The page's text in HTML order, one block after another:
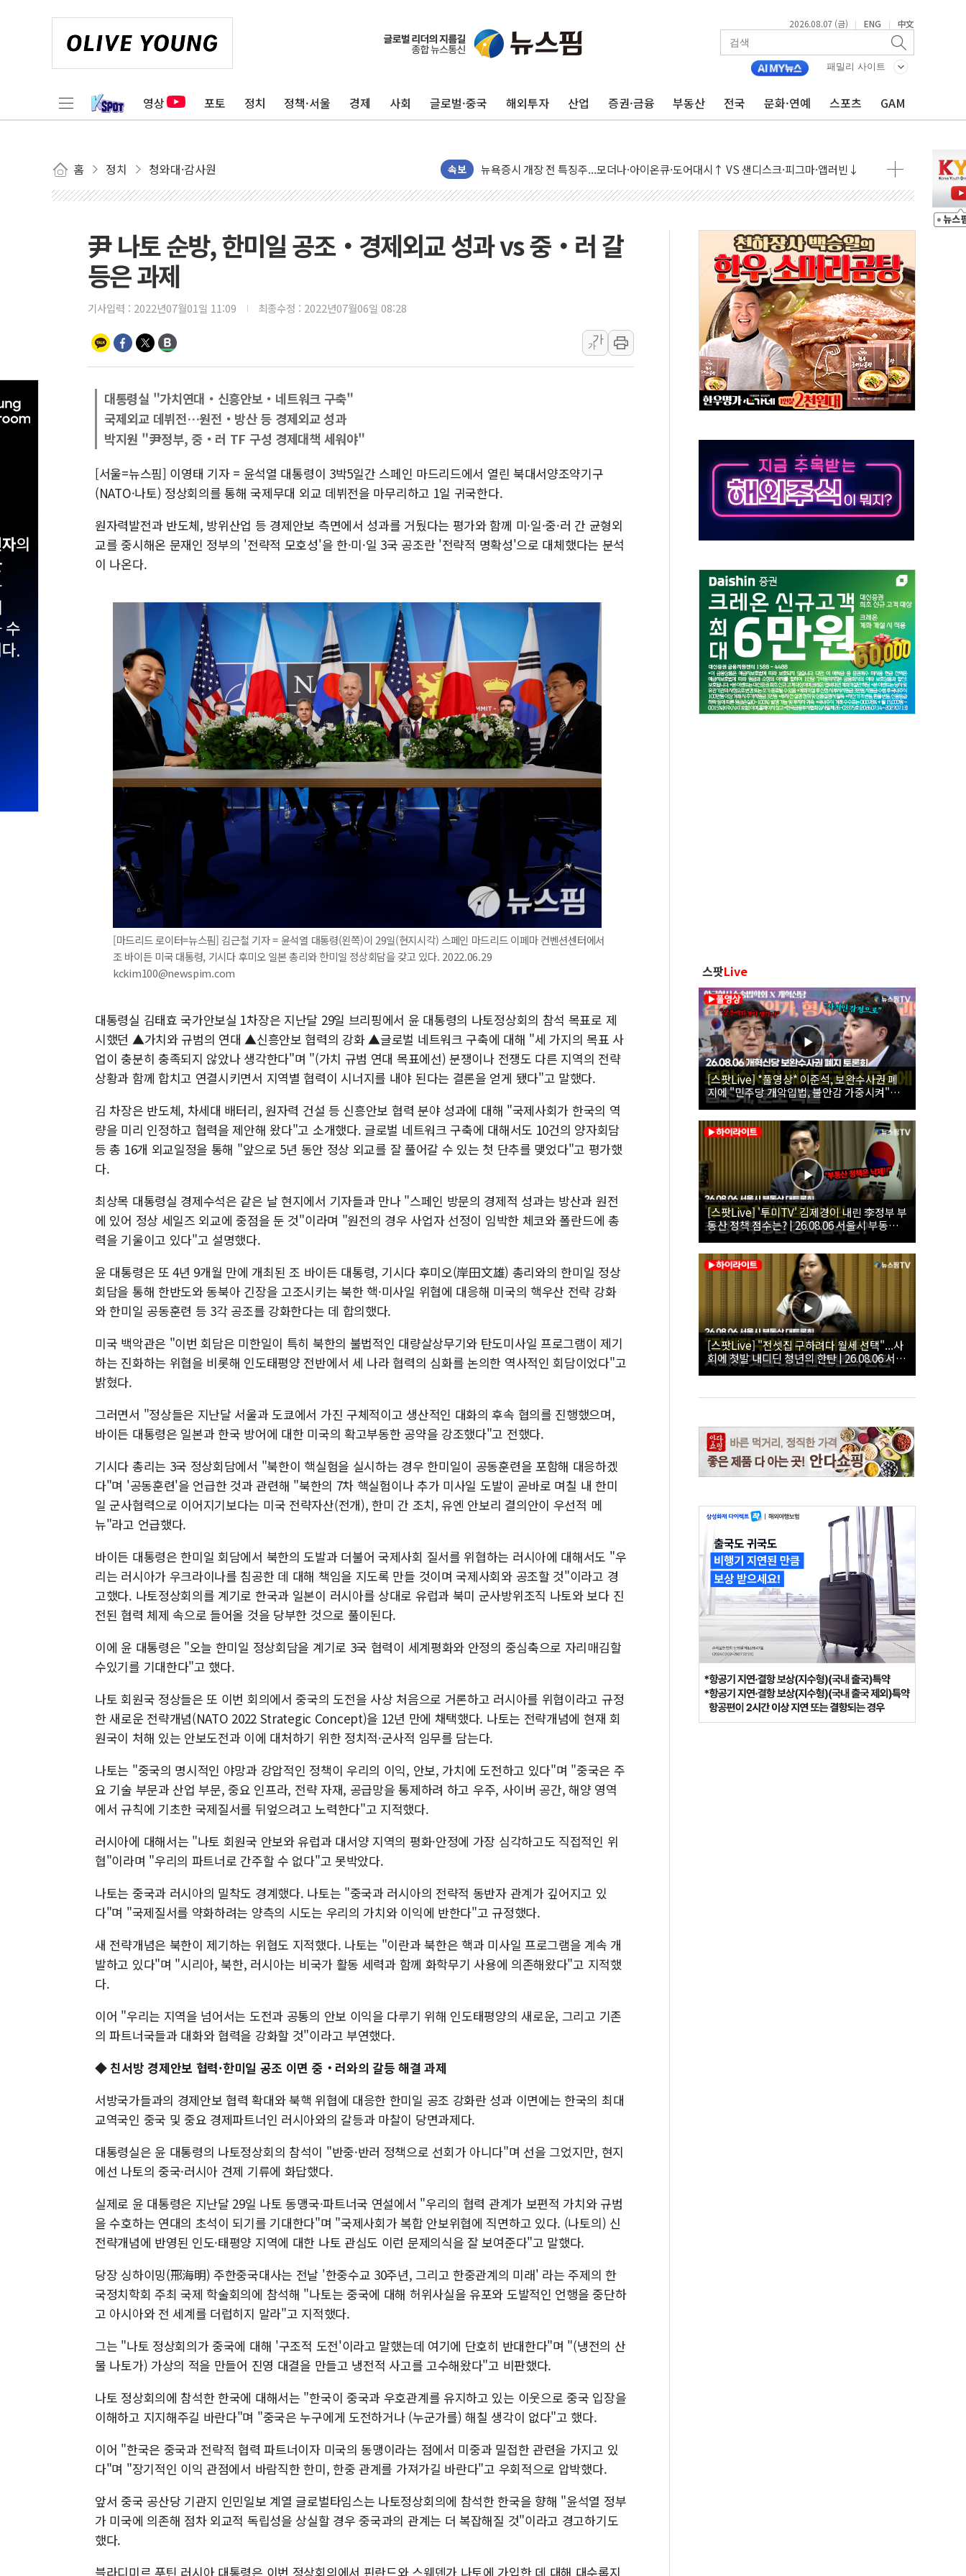
2026.08.07 (금) | ENG | 中文
패밀리 사이트
영상 포토 정치 정책·서울 경제 사회 글로벌·중국 해외투자 산업 증권·금융 부동산 전국 문화·연예 스포츠 GAM
홈 정치 청와대·감사원 속보
리투아니아 국방 "러, 우크라 드론으로 나토 회원국 공격 검토… 거짓 깃발 작전"
뉴욕증시 개장 전 특징주...모더나·아이온큐·도어대시↑ VS 샌디스크·피그마·앱러빈↓
김정관 장관 "영업이익 N% 성과급 반대…상법·자본시장법 개정 논의"
청와대, 북한 단거리 탄도미사일 발사에 긴급 안보 점검회의
금값 7주 만에 최고…美 고용 둔화·호르무즈 재개방 기대에 강세
[인도증시] 중동 긴장 완화에 실적 호조까지, 상승...호실적 보고 기업 상승세 뚜렷
러, 1인칭시점 드론으로 우크라 민간인 '사파리' 공격… 시민들 공포감 극대화 전략
[베트남 증시] 지수 하락 속 'DGC' 임시 주총 기대감에 홀로 상한가…마진 잔액은 사상 최고
'월가의 황제' 다이먼 "금융시장 레버리지 위험수위…숨은 차입이 더 큰 변수"
양주 섬유염색공장서 화재 1명 중상…대응 1단계 진압 중
김정관 산업부 장관 "주 52시간 손봐야, 경쟁상대 中과 비교해야"
해군 1함대 창설 80주년…지역과 함께하는 '선봉'의 대민 봉사
동해해경, 독도 해상서 부유물 감긴 어선 구조
주한미군 "오산기지 누출, 백린 아닌 무해한 표면 부식 물질"
구미 폐염산처리업체서 불 2시간30여분만에 진화...외국인 노동자 숨져
해군과 함께하는 '불금전파, 송정' 시즌2
尹 나토 순방, 한미일 공조‧경제외교 성과 vs 중‧러 갈
등은 과제
기사입력 : 2022년07월01일 11:09 최종수정 : 2022년07월06일 08:28
가
가
대통령실 "가치연대‧신흥안보‧네트워크 구축"
국제외교 데뷔전…원전‧방산 등 경제외교 성과
박지원 "尹정부, 중‧러 TF 구성 경제대책 세워야"
[서울=뉴스핌] 이영태 기자 = 윤석열 대통령이 3박5일간 스페인 마드리드에서 열린 북대서양조약기구
(NATO·나토) 정상회의를 통해 국제무대 외교 데뷔전을 마무리하고 1일 귀국한다.
원자력발전과 반도체, 방위산업 등 경제안보 측면에서 성과를 거뒀다는 평가와 함께 미·일·중·러 간 균형외
교를 중시해온 문재인 정부의 '전략적 모호성'을 한·미·일 3국 공조란 '전략적 명확성'으로 대체했다는 분석
이 나온다.
[마드리드 로이터=뉴스핌] 김근철 기자 = 윤석열 대통령(왼쪽)이 29일(현지시각) 스페인 마드리드 이페마 컨벤션센터에서
조 바이든 미국 대통령, 기시다 후미오 일본 총리와 한미일 정상회담을 갖고 있다. 2022.06.29
kckim100@newspim.com
대통령실 김태효 국가안보실 1차장은 지난달 29일 브리핑에서 윤 대통령의 나토정상회의 참석 목표로 제
시했던 ▲가치와 규범의 연대 ▲신흥안보 협력의 강화 ▲글로벌 네트워크 구축에 대해 "세 가지의 목표 사
업이 충분히 충족되지 않았나 생각한다"며 "(가치 규범 연대 목표에선) 분쟁이나 전쟁도 다른 지역의 전략
상황과 함께 합치고 연결시키면서 지역별 협력이 시너지를 내야 된다는 결론을 얻게 됐다"고 말했다.
김 차장은 반도체, 차세대 배터리, 원자력 건설 등 신흥안보 협력 분야 성과에 대해 "국제사회가 한국의 역
량을 미리 인정하고 협력을 제안해 왔다"고 소개했다. 글로벌 네트워크 구축에 대해서도 10건의 양자회담
등 총 16개 외교일정을 통해 "앞으로 5년 동안 정상 외교를 잘 풀어갈 수 있는 첫 단추를 맺었다"고 평가했
다.
최상목 대통령실 경제수석은 같은 날 현지에서 기자들과 만나 "스페인 방문의 경제적 성과는 방산과 원전
에 있어 정상 세일즈 외교에 중점을 둔 것"이라며 "원전의 경우 사업자 선정이 임박한 체코와 폴란드에 총
력을 기울이고 있다"고 설명했다.
윤 대통령은 또 4년 9개월 만에 개최된 조 바이든 대통령, 기시다 후미오(岸田文雄) 총리와의 한미일 정상
회담을 통해 한반도와 동북아 긴장을 고조시키는 북한 핵·미사일 위협에 대응해 미국의 핵우산 전략 강화
와 한미일 공동훈련 등 3각 공조를 강화한다는 데 합의했다.
미국 백악관은 "이번 회담은 미한일이 특히 북한의 불법적인 대량살상무기와 탄도미사일 프로그램이 제기
하는 진화하는 위협을 비롯해 인도태평양 전반에서 세 나라 협력의 심화를 논의한 역사적인 회담이었다"고
밝혔다.
그러면서 "정상들은 지난달 서울과 도쿄에서 가진 구체적이고 생산적인 대화의 후속 협의를 진행했으며,
바이든 대통령은 일본과 한국 방어에 대한 미국의 확고부동한 공약을 강조했다"고 전했다.
기시다 총리는 3국 정상회담에서 "북한이 핵실험을 실시하는 경우 한미일이 공동훈련을 포함해 대응하겠
다"며 '공동훈련'을 언급한 것과 관련해 "북한의 7차 핵실험이나 추가 미사일 도발이 곧바로 며칠 내 한미
일 군사협력으로 이어지기보다는 미국 전략자산(전개), 한미 간 조치, 유엔 안보리 결의안이 우선적 메
뉴"라고 언급했다.
바이든 대통령은 한미일 회담에서 북한의 도발과 더불어 국제사회 질서를 위협하는 러시아에 대해서도 "우
리는 러시아가 우크라이나를 침공한 데 대해 책임을 지도록 만들 것이며 국제사회와 공조할 것"이라고 경
고했다. 나토정상회의를 계기로 한국과 일본이 러시아를 상대로 유럽과 북미 군사방위조직 나토와 보다 진
전된 협력 체제 속으로 들어올 것을 당부한 것으로 풀이된다.
이에 윤 대통령은 "오늘 한미일 정상회담을 계기로 3국 협력이 세계평화와 안정의 중심축으로 자리매김할
수있기를 기대한다"고 했다.
나토 회원국 정상들은 또 이번 회의에서 중국의 도전을 사상 처음으로 거론하고 러시아를 위협이라고 규정
한 새로운 전략개념(NATO 2022 Strategic Concept)을 12년 만에 채택했다. 나토는 전략개념에 현재 회
원국이 처해 있는 안보도전과 이에 대처하기 위한 정치적·군사적 임무를 담는다.
나토는 "중국의 명시적인 야망과 강압적인 정책이 우리의 이익, 안보, 가치에 도전하고 있다"며 "중국은 주
요 기술 부문과 산업 부문, 중요 인프라, 전략 자재, 공급망을 통제하려 하고 우주, 사이버 공간, 해양 영역
에서 규칙에 기초한 국제질서를 뒤엎으려고 노력한다"고 지적했다.
러시아에 대해서는 "나토 회원국 안보와 유럽과 대서양 지역의 평화·안정에 가장 심각하고도 직접적인 위
협"이라며 "우리의 파트너로 간주할 수 없다"고 못박았다.
나토는 중국과 러시아의 밀착도 경계했다. 나토는 "중국과 러시아의 전략적 동반자 관계가 깊어지고 있
다"며 "국제질서를 약화하려는 양측의 시도는 우리의 가치와 이익에 반한다"고 규정했다.
새 전략개념은 북한이 제기하는 위협도 지적했다. 나토는 "이란과 북한은 핵과 미사일 프로그램을 계속 개
발하고 있다"며 "시리아, 북한, 러시아는 비국가 활동 세력과 함께 화학무기 사용에 의존해왔다"고 지적했
다.
이어 "우리는 지역을 넘어서는 도전과 공통의 안보 이익을 다루기 위해 인도태평양의 새로운, 그리고 기존
의 파트너국들과 대화와 협력을 강화할 것"이라고 부연했다.
◆친서방 경제안보 협력·한미일 공조 이면 중‧러와의 갈등 해결 과제
서방국가들과의 경제안보 협력 확대와 북핵 위협에 대응한 한미일 공조 강화란 성과 이면에는 한국의 최대
교역국인 중국 및 중요 경제파트너인 러시아와의 갈등과 마찰이 당면과제다.
대통령실은 윤 대통령의 나토정상회의 참석이 "반중·반러 정책으로 선회가 아니다"며 선을 그었지만, 현지
에선 나토의 중국·러시아 견제 기류에 화답했다.
실제로 윤 대통령은 지난달 29일 나토 동맹국·파트너국 연설에서 "우리의 협력 관계가 보편적 가치와 규범
을 수호하는 연대의 초석이 되기를 기대한다"며 "국제사회가 복합 안보위협에 직면하고 있다. (나토의) 신
전략개념에 반영된 인도·태평양 지역에 대한 나토 관심도 이런 문제의식을 잘 보여준다"고 말했다.
당장 싱하이밍(邢海明) 주한중국대사는 전날 '한중수교 30주년, 그리고 한중관계의 미래' 라는 주제의 한
국정치학회 주최 국제 학술회의에 참석해 "나토는 중국에 대해 허위사실을 유포와 도발적인 언행을 중단하
고 아시아와 전 세계를 더럽히지 말라"고 지적했다.
그는 "나토 정상회의가 중국에 대해 '구조적 도전'이라고 말했는데 여기에 단호히 반대한다"며 "(냉전의 산
물 나토가) 가상의 적을 만들어 진영 대결을 만들고 냉전적 사고를 고수해왔다"고 비판했다.
나토 정상회의에 참석한 한국에 대해서는 "한국이 중국과 우호관계를 유지하고 있는 이웃으로 중국 입장을
이해하고 지지해주길 바란다"며 "중국은 누구에게 도전하거나 (누군가를) 해칠 생각이 없다"고 했다.
이어 "한국은 중국과 전략적 협력 파트너이자 미국의 동맹이라는 점에서 미중과 밀접한 관련을 가지고 있
다"며 "장기적인 이익 관점에서 바람직한 한미, 한중 관계를 가져가길 바란다"고 우회적으로 압박했다.
앞서 중국 공산당 기관지 인민일보 계열 글로벌타임스는 나토정상회의에 참석한 한국을 향해 "윤석열 정부
가 미국에 의존해 점차 외교적 독립성을 상실할 경우 중국과의 관계는 더 복잡해질 것"이라고 경고하기도
했다.
블라디미르 푸틴 러시아 대통령은 이번 정상회의에서 핀란드와 스웨덴가 나토에 가입한 데 대해 대수롭지
스팟Live
[스팟Live] *풀영상* 이준석, 보완수사권 폐
지에 "민주당 개악입법, 불안감 가중시켜"｜
26.08.06 개혁신당 보완수사권 폐지 토론회
[스팟Live] '투미TV' 김제경이 내린 李정부 부
동산 정책 점수는? | 26.08.06 서울시 부동산
대토론회
[스팟Live] "전셋집 구하려다 월세 선택"...사
회에 첫발 내디딘 청년의 한탄 | 26.08.06 서울
시 부동산 대토론회